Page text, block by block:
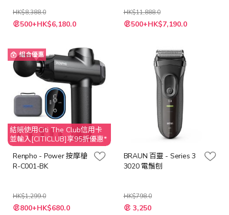
HK$8,388.0
特
殊 500+HK$6,180.0
HK$11,888.0
特
殊 500+HK$7,190.0
組合優惠
結賬使用Citi The Club信用卡
並輸入[CITICLUB]享95折優惠*
Renpho - Power 按摩槍
R-C001-BK
HK$1,299.0
特
殊 800+HK$680.0
BRAUN 百靈 - Series 3
3020 電鬚刨
HK$798.0
特
殊 3,250